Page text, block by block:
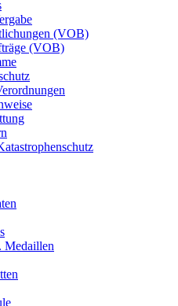
(VOB)
(VOB)
Medaillen